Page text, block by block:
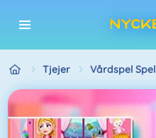
Tjejer Vårdspel Spel